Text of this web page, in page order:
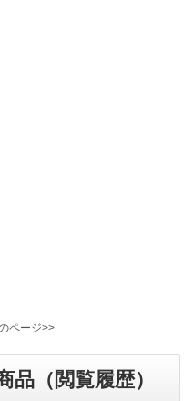
ページ>>
（閲覧履歴）